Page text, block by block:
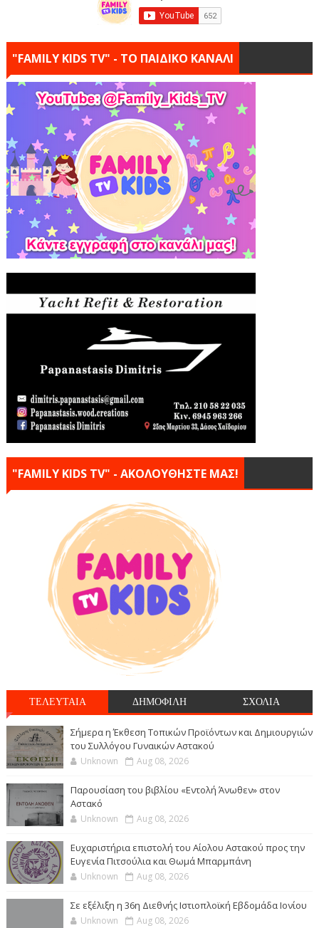
"FAMILY KIDS TV" - ΤΟ ΠΑΙΔΙΚΟ ΚΑΝΑΛΙ
"FAMILY KIDS TV" - ΑΚΟΛΟΥΘΗΣΤΕ ΜΑΣ!
ΤΕΛΕΥΤΑΙΑ ΔΗΜΟΦΙΛΗ ΣΧΟΛΙΑ
Σήμερα η Έκθεση Τοπικών Προϊόντων και Δημιουργιών
του Συλλόγου Γυναικών Αστακού
Unknown Aug 08, 2026
Παρουσίαση του βιβλίου «Εντολή Άνωθεν» στον
Αστακό
Unknown Aug 08, 2026
Ευχαριστήρια επιστολή του Αίολου Αστακού προς την
Ευγενία Πιτσούλια και Θωμά Μπαρμπάνη
Unknown Aug 08, 2026
Σε εξέλιξη η 36η Διεθνής Ιστιοπλοϊκή Εβδομάδα Ιονίου
Unknown Aug 08, 2026